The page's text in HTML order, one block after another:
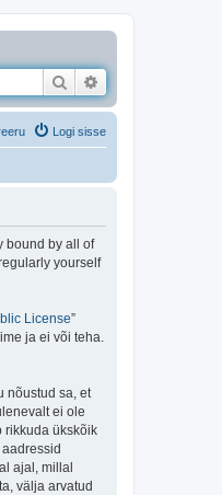
Otsi
Logi sisse
bound by all of
yourself
License”
ja ei või teha.
nõustud sa, et
ei ole
rikkuda ükskõik
ajal, millal
välja arvatud